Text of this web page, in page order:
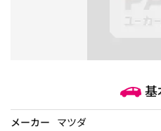
基
メーカー マツダ